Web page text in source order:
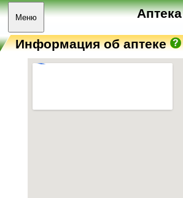
Меню Аптека
Информация об аптеке